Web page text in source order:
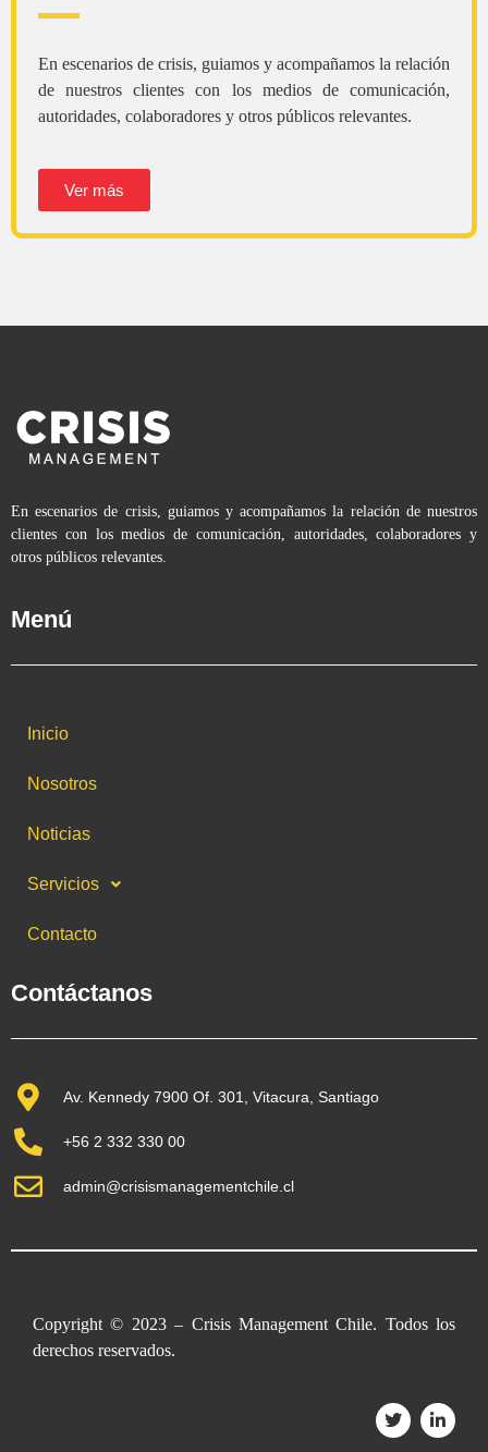
En escenarios de crisis, guiamos y acompañamos la relación
de nuestros clientes con los medios de comunicación,
autoridades, colaboradores y otros públicos relevantes.
Ver más
En escenarios de crisis, guiamos y acompañamos la relación de nuestros
clientes con los medios de comunicación, autoridades, colaboradores y
otros públicos relevantes.
Menú
Inicio
Nosotros
Noticias
Servicios
Contacto
Contáctanos
Av. Kennedy 7900 Of. 301, Vitacura, Santiago
+56 2 332 330 00
admin@crisismanagementchile.cl
Copyright © 2023 – Crisis Management Chile. Todos los
derechos reservados.